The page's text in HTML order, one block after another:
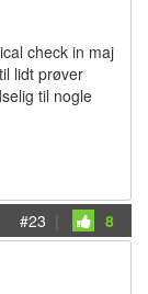
check in maj
lidt prøver
til nogle
#23 | 8